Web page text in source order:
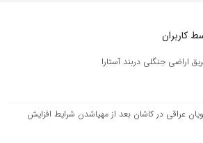
کاربران
اراضی جنگلی دربند آستارا
عراقی در کاشان بعد از مهیاشدن شرایط افزایش